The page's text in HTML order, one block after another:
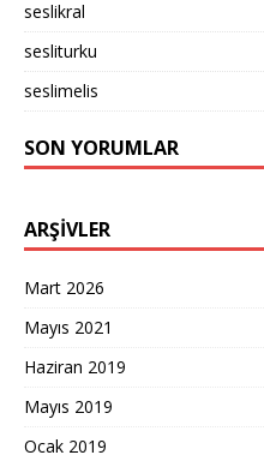
seslikral
sesliturku
seslimelis
SON YORUMLAR
ARŞIVLER
Mart 2026
Mayıs 2021
Haziran 2019
Mayıs 2019
Ocak 2019